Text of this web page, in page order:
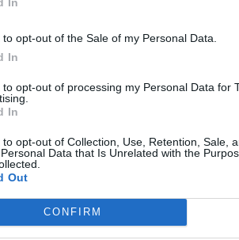
to opt-out of the Sale of my Personal Data.
In
to opt-out of processing my Personal Data for
In
to opt-out of Collection, Use, Retention, Sale,
Data that Is Unrelated with the
Out
CONFIRM